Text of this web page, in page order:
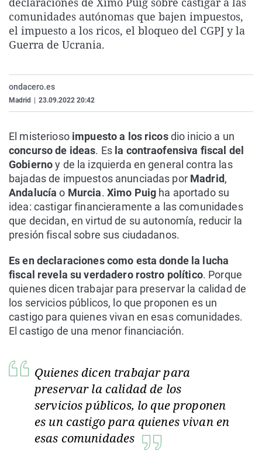
La rosa de los vientos
Gente viajera
Caso
Retornados
Extremadura
Galicia
Virales
Televisión
comunidades autónomas que bajen impuestos,
el impuesto a los ricos, el bloqueo del CGPJ y la
Guerra de Ucrania.
ondacero.es
Madrid 23.09.2022 20:42
El misterioso impuesto a los ricosdio inicio a un
concurso de ideas. Es la contraofensiva fiscal del
Gobiernoy de la izquierda en general contra las
bajadas de impuestos anunciadas por Madrid,
Andalucíao Murcia. Ximo Puig ha aportado su
idea: castigar financieramente a las comunidades
que decidan, en virtud de su autonomía, reducir la
presión fiscal sobre sus ciudadanos.
Es en declaraciones como esta donde la lucha
fiscal revela su verdadero rostro político. Porque
quienes dicen trabajar para preservar la calidad de
los servicios públicos, lo que proponen es un
castigo para quienes vivan en esas comunidades.
El castigo de una menor financiación.
Quienes dicen trabajar para
preservar la calidad de los
servicios públicos, lo que proponen
es un castigo para quienes vivan en
esas comunidades